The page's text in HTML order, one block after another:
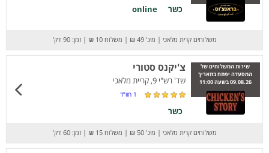
כשר online
משלוחים קרית מלאכי | מינ' 49 ₪ | משלוח 10 ₪ | זמן: 90 דק’
שירות המשלוחים של
המסעדה יפתח בתאריך
09.08.26 בשעה 11:00
צ'יקנס סטורי
שד' רש"י 9, קריית מלאכי
1 חוו”ד
כשר
משלוחים קרית מלאכי | מינ' 50 ₪ | משלוח 15 ₪ | זמן: 60 דק’